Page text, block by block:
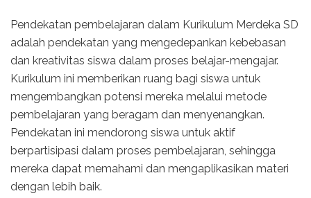
Pendekatan pembelajaran dalam Kurikulum Merdeka SD
adalah pendekatan yang mengedepankan kebebasan
dan kreativitas siswa dalam proses belajar-mengajar.
Kurikulum ini memberikan ruang bagi siswa untuk
mengembangkan potensi mereka melalui metode
pembelajaran yang beragam dan menyenangkan.
Pendekatan ini mendorong siswa untuk aktif
berpartisipasi dalam proses pembelajaran, sehingga
mereka dapat memahami dan mengaplikasikan materi
dengan lebih baik.